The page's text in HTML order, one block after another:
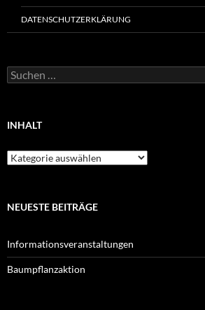
DATENSCHUTZERKLÄRUNG
Suchen
nach:
INHALT
Inhalt
NEUESTE BEITRÄGE
Informationsveranstaltungen
Baumpflanzaktion